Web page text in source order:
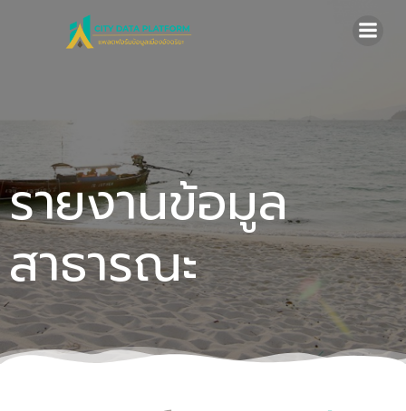
รายงานข้อมูล
สาธารณะ